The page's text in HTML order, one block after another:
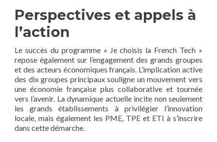
Perspectives et appels à
l’action
Le succès du programme « Je choisis la French Tech »
repose également sur l’engagement des grands groupes
et des acteurs économiques français. L’implication active
des dix groupes principaux souligne un mouvement vers
une économie française plus collaborative et tournée
vers l’avenir. La dynamique actuelle incite non seulement
les grands établissements à privilégier l’innovation
locale, mais également les PME, TPE et ETI à s’inscrire
dans cette démarche.